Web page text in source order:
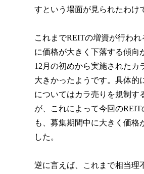
すという場面が見られたわけ
これまでREITの増資が行わ
に価格が大きく下落する傾向
12月の初めから実施されたカ
大きかったようです。具体的
についてはカラ売りを規制す
が、これによって今回のREIT
も、募集期間中に大きく価格
した。
逆に言えば、これまで相当理